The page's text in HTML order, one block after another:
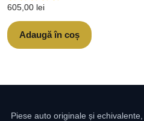
605,00 lei
Adaugă în coș
Piese auto originale și